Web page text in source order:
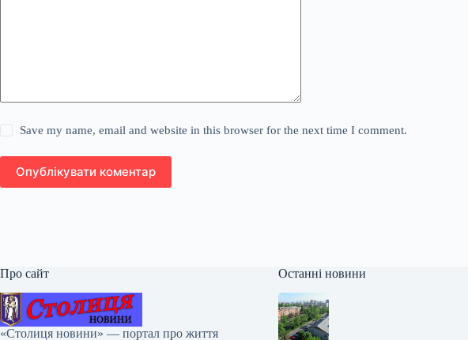
Save my name, email and website in this browser for the next time I comment.
Опублікувати коментар
Про сайт
«Столиця новини» — портал про життя
Останні новини